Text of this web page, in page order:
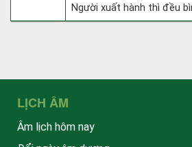
Người xuất hành thì đều
LỊCH ÂM
Âm lịch hôm nay